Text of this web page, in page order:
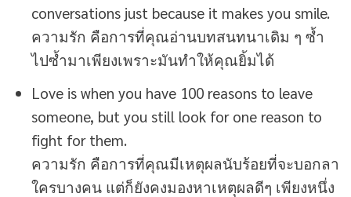
conversations just because it makes you smile.
ความรัก คือการที่คุณอ่านบทสนทนาเดิม ๆ ซ้ำ
ไปซ้ำมาเพียงเพราะมันทำให้คุณยิ้มได้
Love is when you have 100 reasons to leave
someone, but you still look for one reason to
fight for them.
ความรัก คือการที่คุณมีเหตุผลนับร้อยที่จะบอกลา
ใครบางคน แต่ก็ยังคงมองหาเหตุผลดีๆ เพียงหนึ่ง